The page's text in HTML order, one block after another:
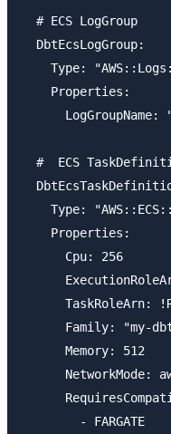
  # ECS LogGroup
  DbtEcsLogGroup:
Type:
    Properties:
LogGroupName:
#  ECS
Type:
    Properties:
      Cpu: 256
TaskRoleArn:
Family: "my-
      Memory: 512
NetworkMode:
        - FARGATE